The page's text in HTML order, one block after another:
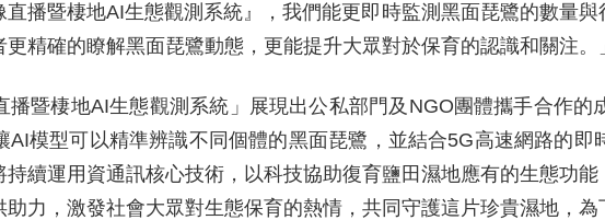
播暨棲地AI生態觀測系統』，我們能更即時監測黑面琵鷺的數量
精確的瞭解黑面琵鷺動態，更能提升大眾對於保育的認識和關注。
播暨棲地AI生態觀測系統」展現出公私部門及NGO團體攜手合作
AI模型可以精準辨識不同個體的黑面琵鷺，並結合5G高速網路的
續運用資通訊核心技術，以科技協助復育鹽田濕地應有的生態功
力，激發社會大眾對生態保育的熱情，共同守護這片珍貴濕地，為